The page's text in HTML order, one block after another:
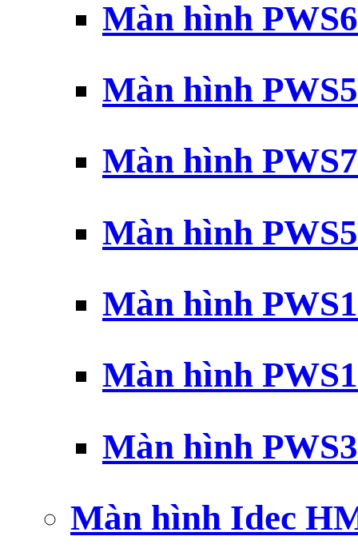
Màn hình
Màn hình
Màn hình
Màn hình
Màn hình
Màn hình
Màn hình
Màn hình Idec